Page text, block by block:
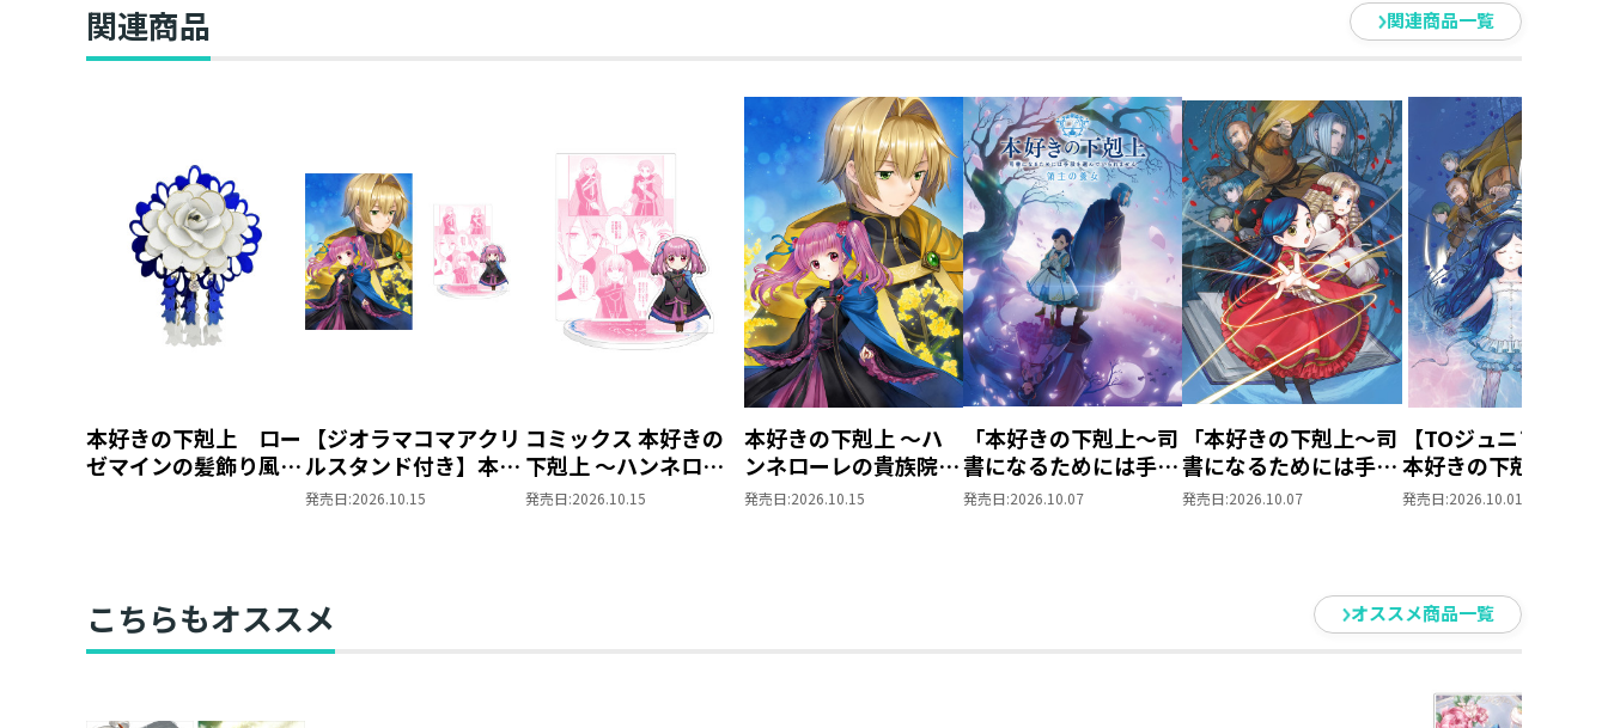
関連商品 関連商品一覧
本好きの下剋上 ロー
ゼマインの髪飾り風ブ
【ジオラマコマアクリ
ルスタンド付き】本好
きの下剋上 ～ハンネ
ス）
発売日:2026.10.15
コミックス 本好きの
下剋上 ～ハンネロー
レの貴族院五年生～
発売日:2026.10.15
本好きの下剋上 ～ハ
ンネローレの貴族院五
年生～ 「恋してみた
発売日:2026.10.15
「本好きの下剋上～司
書になるためには手段
を選んでいられません
発売日:2026.10.07
「本好きの下剋上～司
書になるためには手段
を選んでいられません
発売日:2026.10.07
【TOジュニア文庫】
本好きの下剋上 第
部 領主の養女１０
発売日:2026.10.01
こちらもオススメ オススメ商品一覧